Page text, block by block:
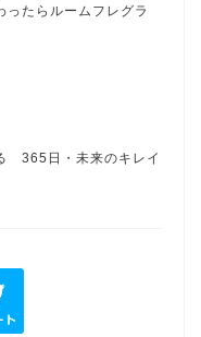
ったらルームフレグラ
365日・未来のキレイ